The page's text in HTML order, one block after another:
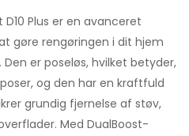
Plus er en avanceret
gøre rengøringen i dit hjem
er poseløs, hvilket betyder,
og den har en kraftfuld
grundig fjernelse af støv,
Med DualBoost-